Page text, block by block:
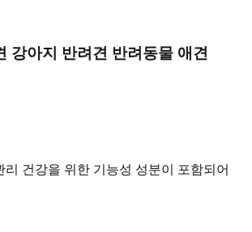
강아지 반려견 반려동물 애견
리 건강을 위한 기능성 성분이 포함되어